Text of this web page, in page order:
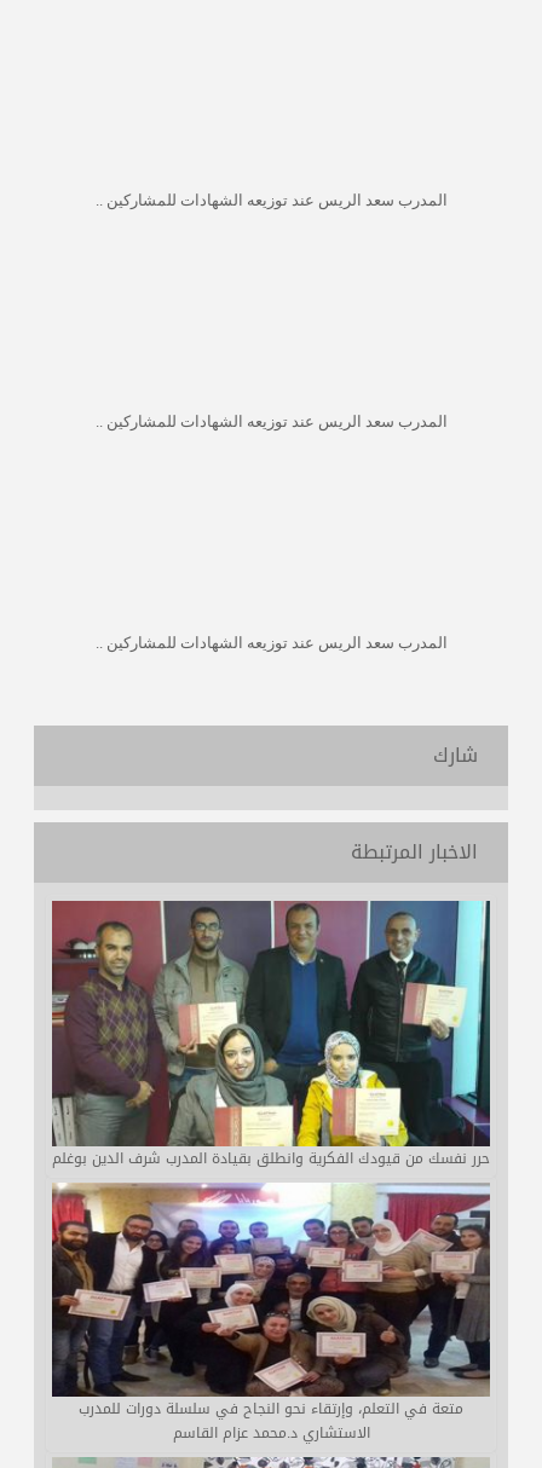
المدرب سعد الريس عند توزيعه الشهادات للمشاركين ..
المدرب سعد الريس عند توزيعه الشهادات للمشاركين ..
المدرب سعد الريس عند توزيعه الشهادات للمشاركين ..
شارك
الاخبار المرتبطة
حرر نفسك من قيودك الفكرية وانطلق بقيادة المدرب شرف الدين بوغلم
متعة في التعلم، وإرتقاء نحو النجاح في سلسلة دورات للمدرب
الاستشاري د.محمد عزام القاسم